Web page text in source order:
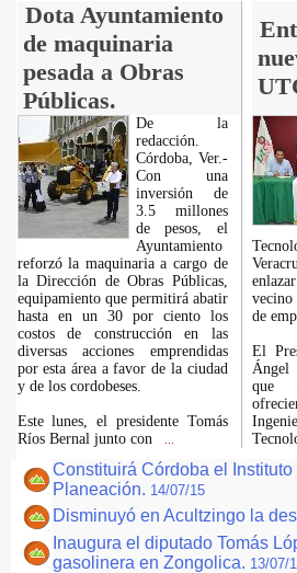
Dota Ayuntamiento
de maquinaria
pesada a Obras
Públicas.
De la
redacción.
Córdoba, Ver.-
Con una
inversión de
3.5 millones
de pesos, el
Ayuntamiento
reforzó la maquinaria a cargo de
la Dirección de Obras Públicas,
equipamiento que permitirá abatir
hasta en un 30 por ciento los
costos de construcción en las
diversas acciones emprendidas
por esta área a favor de la ciudad
y de los cordobeses.
Este lunes, el presidente Tomás
Ríos Bernal junto con
vecino
de
El
Ángel
que
Constituirá Córdoba el
Planeación. 14/07/15
Disminuyó en Acultzingo la
Inaugura el diputado Tomás
gasolinera en Zongolica. 13/07/